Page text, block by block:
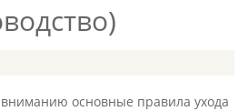
основные правила ухода